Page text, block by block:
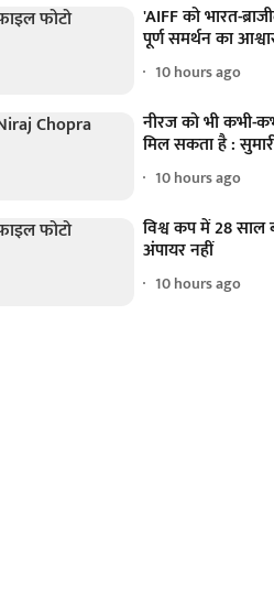
'AIFF को भारत-
पूर्ण समर्थन का
10 hours ago
नीरज को भी कभी-
मिल सकता है :
10 hours ago
विश्व कप में 28 साल
अंपायर नहीं
10 hours ago